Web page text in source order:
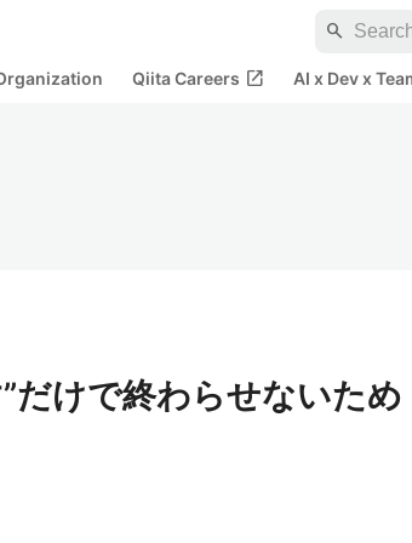
search
Qiita Careers open_in_new AI x Dev x
だけで終わらせないため